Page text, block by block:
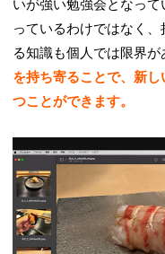
いが強い勉強会となっ
っているわけではなく
る知識も個人では限界が
を持ち寄ることで、新
つことができます。